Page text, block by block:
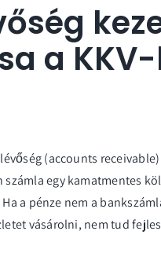
a
(accounts receivable)
egy kamatmentes
a pénze nem a
vásárolni, nem tud